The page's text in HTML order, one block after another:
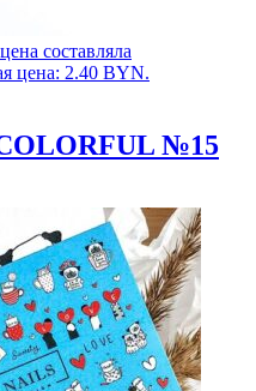
составляла
цена: 2.40 BYN.
№15